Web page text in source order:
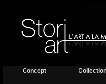
Concept Collection